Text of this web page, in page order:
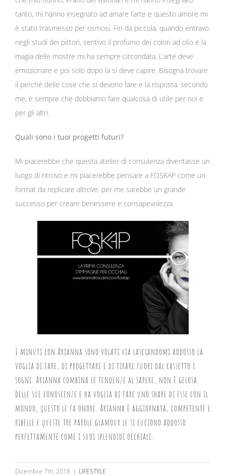
tanto, mi hanno insegnato ad amare l’arte e questo amore mi
è stato trasmesso per osmosi. Fin da piccola, quando entravo
negli studi dei pittori, sentivo il profumo dei colori ad olio e la
magia delle mostre mi ha sempre circondata. L’arte deve
emozionare e poi solo dopo la si deve capire. Bisogna trovare
il perché delle cose che si devono fare e la risposta, secondo
me, è sempre che dobbiamo fare qualcosa di utile per noi e
per gli altri.
Quali sono i tuoi progetti futuri?
Mi piacerebbe che questa atelier di consulenza diventasse un
luogo di ritrovo e mi piacerebbe pensare a FOSKAP come un
format da replicare altrove, per me sarebbe un grande
successo per creare benessere e consapevolezza.
I minuti con Arianna sono volati via lasciandomi addosso la
voglia di fare, di progettare e di tirare fuori dal cassetto i
sogni. Arianna combina le tendenze al sapere, non è gelosa
delle sue conoscenze e ha voglia di fare uno share di esse con il
mondo, questo le fa onore. Arianna è aggiornata, competente e
ribelle e queste tre parole glamour le si cuciono addosso
perfettamente come i suoi splendidi occhiali.
Dicembre 7th, 2018 | LIFESTYLE